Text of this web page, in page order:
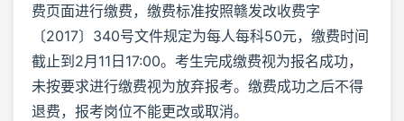
费页面进行缴费，缴费标准按照赣发改收费字
〔2017〕340号文件规定为每人每科50元，缴费时间
截止到2月11日17:00。考生完成缴费视为报名成功，
未按要求进行缴费视为放弃报考。缴费成功之后不得
退费，报考岗位不能更改或取消。